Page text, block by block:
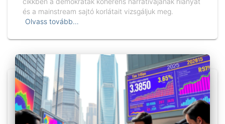
és a mainstream sajtó korlátait vizsgáljuk meg.
Olvass tovább…